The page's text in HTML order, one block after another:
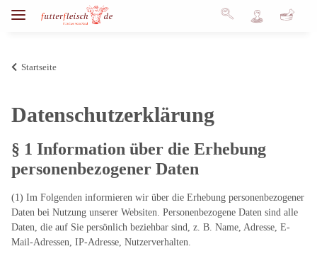
Startseite
Datenschutzerklärung
§ 1 Information über die Erhebung
personenbezogener Daten
(1) Im Folgenden informieren wir über die Erhebung personenbezogener
Daten bei Nutzung unserer Websiten. Personenbezogene Daten sind alle
Daten, die auf Sie persönlich beziehbar sind, z. B. Name, Adresse, E-
Mail-Adressen, IP-Adresse, Nutzerverhalten.